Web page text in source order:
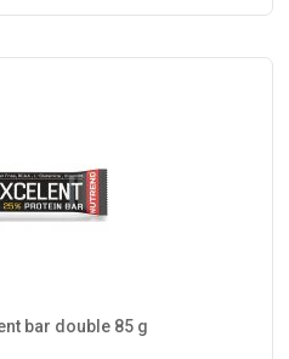
bar double 85 g